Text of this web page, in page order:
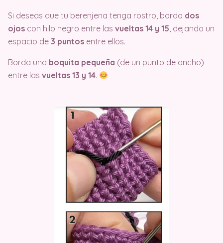
Si deseas que tu berenjena tenga rostro, borda dos
ojos con hilo negro entre las vueltas 14 y 15, dejando un
espacio de 3 puntos entre ellos.
Borda una boquita pequeña (de un punto de ancho)
entre las vueltas 13 y 14.